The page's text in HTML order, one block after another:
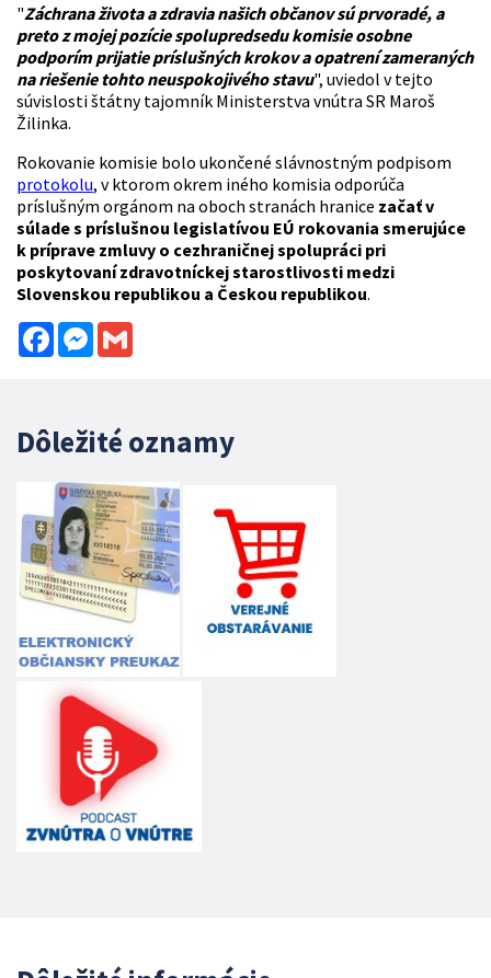
"Záchrana života a zdravia našich občanov sú prvoradé, a
preto z mojej pozície spolupredsedu komisie osobne
podporím prijatie príslušných krokov a opatrení zameraných
na riešenie tohto neuspokojivého stavu", uviedol v tejto
súvislosti štátny tajomník Ministerstva vnútra SR Maroš
Žilinka.
Rokovanie komisie bolo ukončené slávnostným podpisom
protokolu, v ktorom okrem iného komisia odporúča
príslušným orgánom na oboch stranách hranice začať v
súlade s príslušnou legislatívou EÚ rokovania smerujúce
k príprave zmluvy o cezhraničnej spolupráci pri
poskytovaní zdravotníckej starostlivosti medzi
Slovenskou republikou a Českou republikou.
FacebookMessenger
Dôležité oznamy